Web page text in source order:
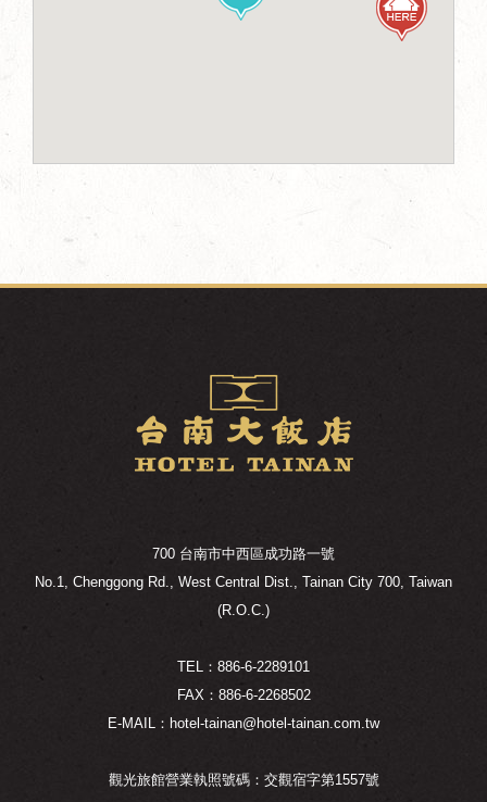
700 台南市中西區成功路一號
No.1, Chenggong Rd., West Central Dist., Tainan City 700, Taiwan
(R.O.C.)
TEL：886-6-2289101
FAX：886-6-2268502
E-MAIL：hotel-tainan@hotel-tainan.com.tw
觀光旅館營業執照號碼：交觀宿字第1557號